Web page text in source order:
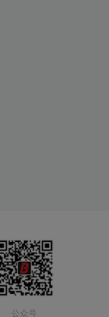
公众号